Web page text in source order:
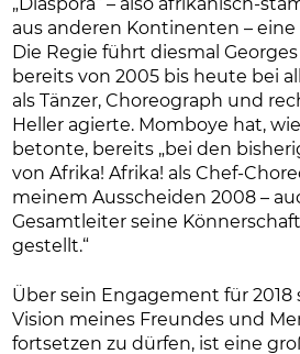
„Diaspora“ – also afrikanisch-
aus anderen Kontinenten –
Die Regie führt diesmal
bereits von 2005 bis heute bei
als Tänzer, Choreograph und
Heller agierte. Momboye hat,
betonte, bereits „bei den
von Afrika! Afrika! als Chef-
meinem Ausscheiden 2008 –
Gesamtleiter seine
gestellt.“
Über sein Engagement für 2018
Vision meines Freundes und
fortsetzen zu dürfen, ist eine